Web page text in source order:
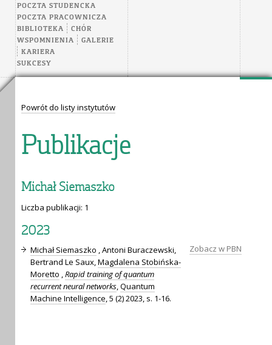
POCZTA STUDENCKA
POCZTA PRACOWNICZA
BIBLIOTEKA
CHÓR
WSPOMNIENIA
GALERIE
KARIERA
SUKCESY
Powrót do listy instytutów
Publikacje
Michał Siemaszko
Liczba publikacji: 1
2023
Michał Siemaszko , Antoni Buraczewski,
Bertrand Le Saux, Magdalena Stobińska-
Moretto Rapid training of quantum
recurrent neural networks Quantum
Machine Intelligence , 5 (2) 2023, s. 1-16.
Zobacz w PBN